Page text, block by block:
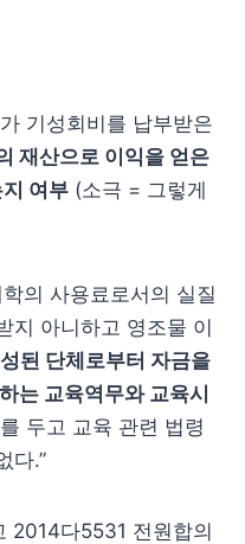
기성회비를 납부받은
재산으로 이익을 얻은
여부 (소극 = 그렇게
의 사용료로서의 실질
지 아니하고 영조물 이
된 단체로부터 자금을
는 교육역무와 교육시
두고 교육 관련 법령
다.”
2014다5531 전원합의